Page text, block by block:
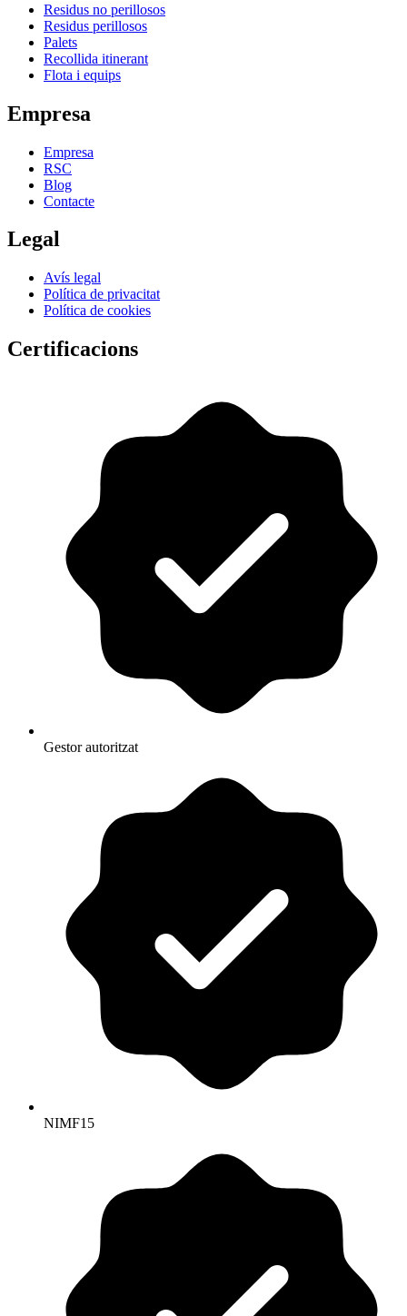
Residus no perillosos
Residus perillosos
Palets
Recollida itinerant
Flota i equips
Empresa
Empresa
RSC
Blog
Contacte
Legal
Avís legal
Política de privacitat
Política de cookies
Certificacions
Gestor autoritzat
NIMF15